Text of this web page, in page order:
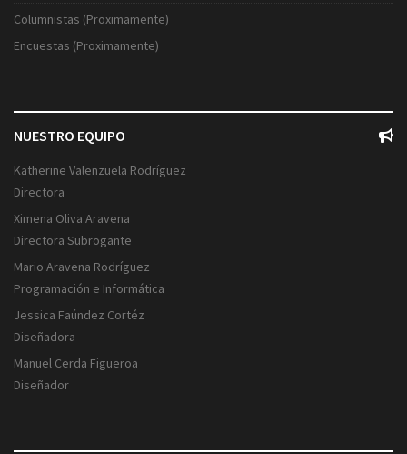
Columnistas (Proximamente)
Encuestas (Proximamente)
NUESTRO EQUIPO
Katherine Valenzuela Rodríguez
Directora
Ximena Oliva Aravena
Directora Subrogante
Mario Aravena Rodríguez
Programación e Informática
Jessica Faúndez Cortéz
Diseñadora
Manuel Cerda Figueroa
Diseñador